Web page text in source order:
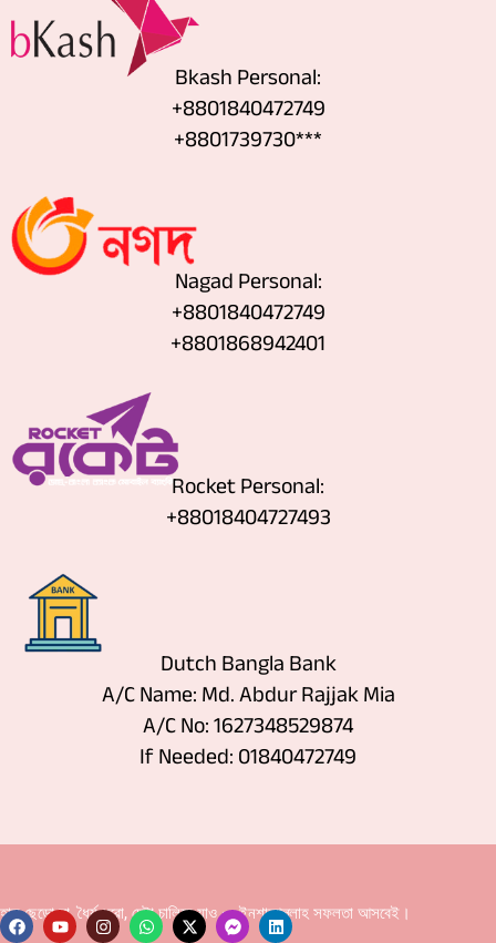
Bkash Personal:
+8801840472749
+8801739730***
Nagad Personal:
+8801840472749
‪+8801868942401
Rocket Personal:
+88018404727493
Dutch Bangla Bank
A/C Name: Md. Abdur Rajjak Mia
A/C No: 1627348529874
If Needed: 01840472749
হাল ছেড়ো না, ধৈর্য ধরো, চেষ্টা চালিয়ে যাও — ইনশাআল্লাহ সফলতা আসবেই।